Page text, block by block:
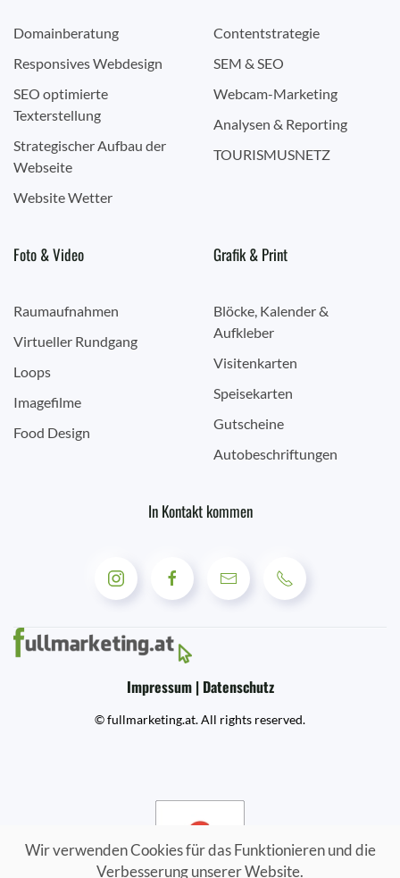
Domainberatung
Responsives Webdesign
SEO optimierte
Texterstellung
Strategischer Aufbau der
Webseite
Website Wetter
Contentstrategie
SEM & SEO
Webcam-Marketing
Analysen & Reporting
TOURISMUSNETZ
Foto & Video
Raumaufnahmen
Virtueller Rundgang
Loops
Imagefilme
Food Design
Grafik & Print
Blöcke, Kalender &
Aufkleber
Visitenkarten
Speisekarten
Gutscheine
Autobeschriftungen
In Kontakt kommen
Impressum | Datenschutz
© fullmarketing.at. All rights reserved.
Wir verwenden Cookies für das Funktionieren und die
Verbesserung unserer Website.